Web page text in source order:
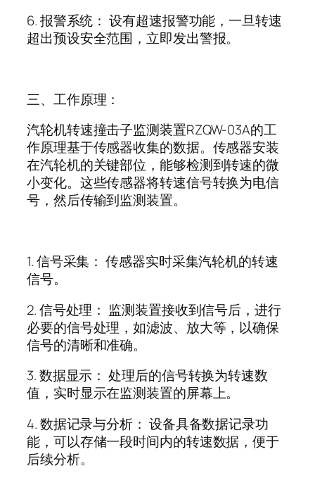
6.报警系统： 设有超速报警功能，一旦转速
超出预设安全范围，立即发出警报。
三、工作原理：
汽轮机转速撞击子监测装置RZQW-03A的工
作原理基于传感器收集的数据。传感器安装
在汽轮机的关键部位，能够检测到转速的微
小变化。这些传感器将转速信号转换为电信
号，然后传输到监测装置。
1.信号采集： 传感器实时采集汽轮机的转速
信号。
2.信号处理： 监测装置接收到信号后，进行
必要的信号处理，如滤波、放大等，以确保
信号的清晰和准确。
3.数据显示： 处理后的信号转换为转速数
值，实时显示在监测装置的屏幕上。
4.数据记录与分析： 设备具备数据记录功
能，可以存储一段时间内的转速数据，便于
后续分析。